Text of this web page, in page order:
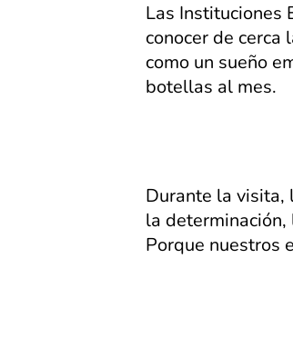
Las Instituciones
conocer de cerca
como un sueño
botellas al mes.
Durante la visita,
la
Porque nuestros